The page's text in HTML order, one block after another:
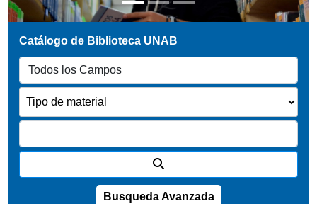
Busqueda Avanzada